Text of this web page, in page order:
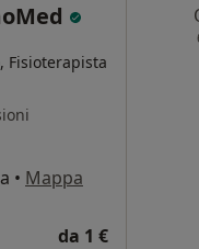
Fisioterapista
• Mappa
da 1 €